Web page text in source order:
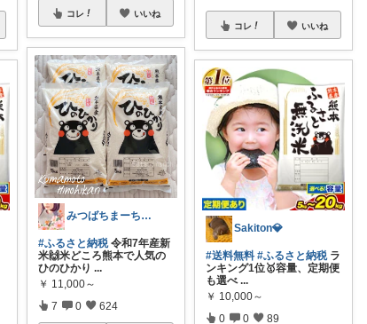
コレ いいね
みつばちまーちᵀᴴᴬᴺᴷ ᵞᴼᵁ ◡̈*
#ふるさと納税令和7年産新
米🙌米どころ熊本で人気の
ひのひかり ...
￥ 11,000～
7 0 624
コレ いいね
Sakiton💎
#送料無料 #ふるさと納税ラ
ンキング1位🥇容量、定期便
も選べ ...
￥ 10,000～
0 0 89